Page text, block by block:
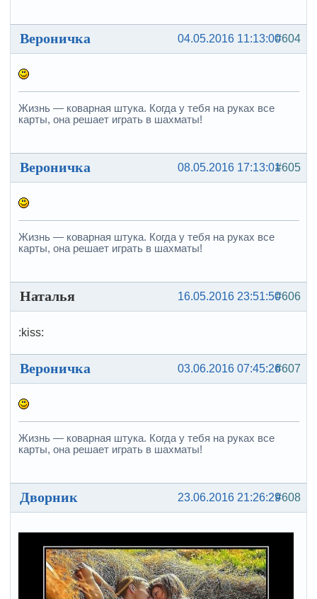
#604
04.05.2016 11:13:00
Вероничка
Жизнь — коварная штука. Когда у тебя на руках все
карты, она решает играть в шахматы!
#605
08.05.2016 17:13:01
Вероничка
Жизнь — коварная штука. Когда у тебя на руках все
карты, она решает играть в шахматы!
#606
16.05.2016 23:51:50
Наталья
:kiss:
#607
03.06.2016 07:45:26
Вероничка
Жизнь — коварная штука. Когда у тебя на руках все
карты, она решает играть в шахматы!
#608
23.06.2016 21:26:29
Дворник